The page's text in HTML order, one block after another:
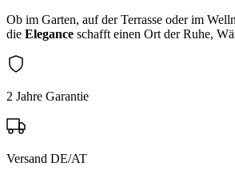
Ob im Garten, auf der Terrasse oder im
die Elegance schafft einen Ort der Ruhe,
2 Jahre Garantie
Versand DE/AT